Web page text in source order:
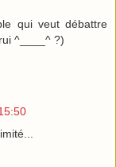
qui veut débattre
^____^ ?)